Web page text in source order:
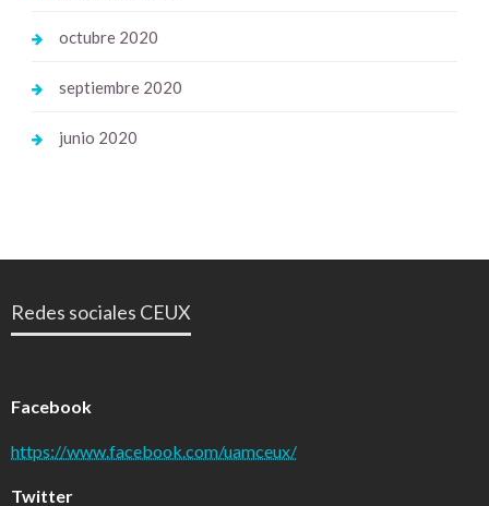
octubre 2020
septiembre 2020
junio 2020
Redes sociales CEUX
Facebook
https://www.facebook.com/uamceux/
Twitter